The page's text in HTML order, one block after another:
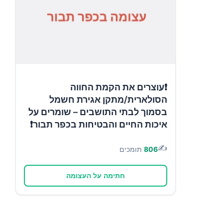
❗עוצרים את הקמת החווה
הסולארית/מתקן אגירת חשמל
בסמוך לבתי התושבים – שומרים על
איכות החיים והבטיחות בכפר תבור❗
✍️
806 תומכים
חתימה על העצומה